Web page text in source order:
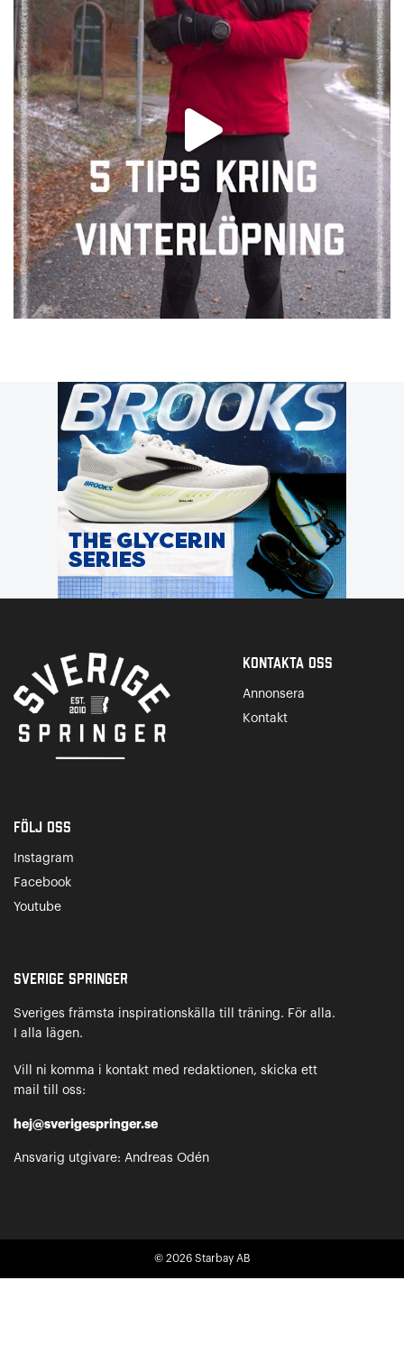
Kontakta Oss
Annonsera
Kontakt
Följ oss
Instagram
Facebook
Youtube
Sverige Springer
Sveriges främsta inspirationskälla till träning. För alla.
I alla lägen.
Vill ni komma i kontakt med redaktionen, skicka ett
mail till oss:
hej@sverigespringer.se
Ansvarig utgivare: Andreas Odén
© 2026 Starbay AB